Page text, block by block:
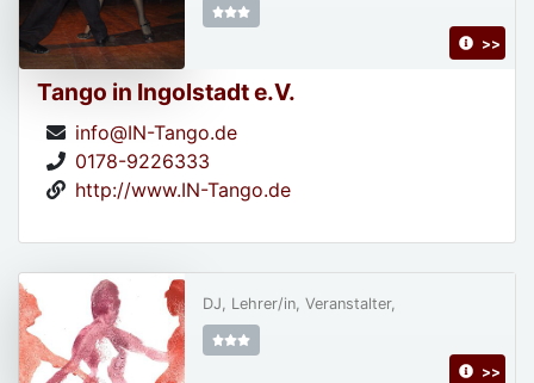
Tango in Ingolstadt e.V.
info@IN-Tango.de
0178-9226333
http://www.IN-Tango.de
>>
DJ, Lehrer/in, Veranstalter,
>>